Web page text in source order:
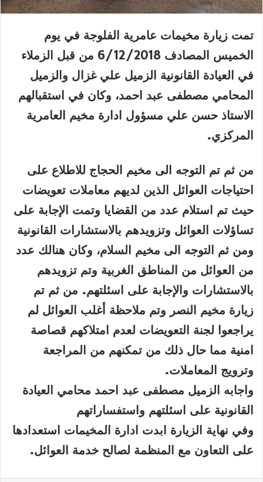
تمت زيارة مخيمات عامرية الفلوجة في يوم
الخميس المصادف 6/12/2018 من قبل الزملاء
في العيادة القانونية الزميل علي غزال والزميل
المحامي مصطفى عبد احمد، وكان في استقبالهم
الاستاذ حسن علي مسؤول ادارة مخيم العامرية
المركزي.
من ثم تم التوجه الى مخيم الحجاج للاطلاع على
احتياجات العوائل الذين لديهم معاملات تعويضات
حيث تم استلام عدد من القضايا وتمت الإجابة على
تساؤلات العوائل وتزويدهم بالاستشارات القانونية
ومن ثم التوجه الى مخيم السلام، وكان هنالك عدد
من العوائل من المناطق الغربية وتم تزويدهم
بالاستشارات والإجابة على اسئلتهم. من ثم تم
زيارة مخيم النصر وتم ملاحظة أغلب العوائل لم
يراجعوا لجنة التعويضات لعدم امتلاكهم قصاصة
امنية مما حال ذلك من تمكنهم من المراجعة
وترويج المعاملات.
واجابه الزميل مصطفى عبد احمد محامي العيادة
القانونية على اسئلتهم واستفساراتهم
وفي نهاية الزيارة ابدت ادارة المخيمات استعدادها
على التعاون مع المنظمة لصالح خدمة العوائل.